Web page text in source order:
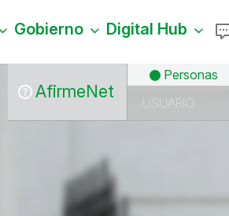
Gobierno Digital Hub
AfirmeNet
Personas